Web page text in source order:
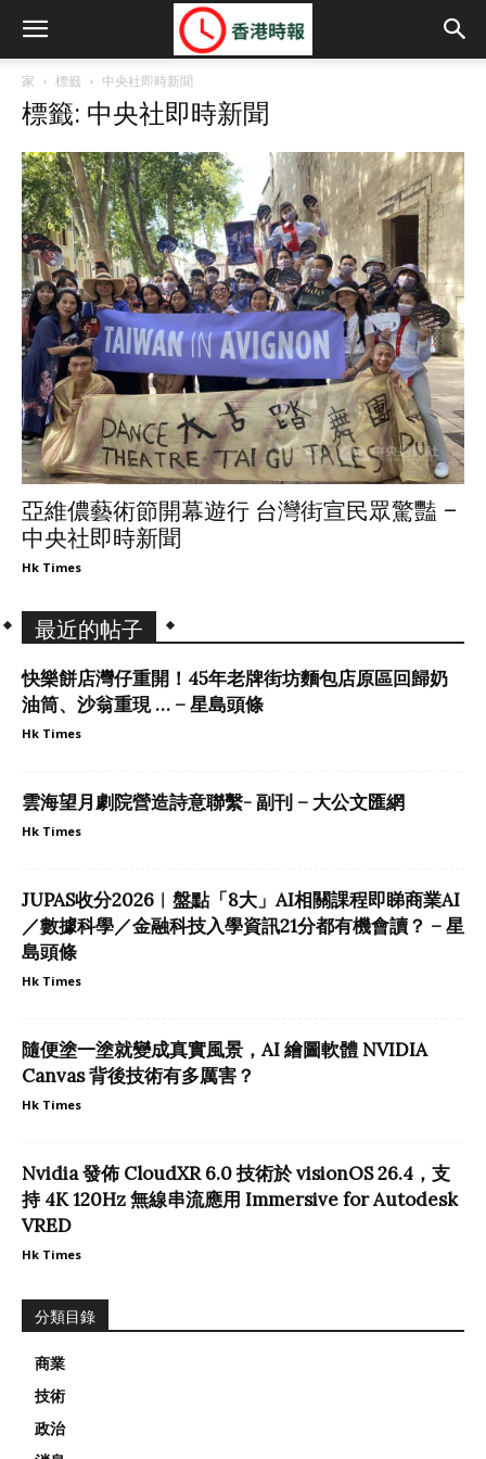
家 標籤 中央社即時新聞
標籤: 中央社即時新聞
亞維儂藝術節開幕遊行 台灣街宣民眾驚豔 –
中央社即時新聞
Hk Times
最近的帖子
快樂餅店灣仔重開！45年老牌街坊麵包店原區回歸奶
油筒、沙翁重現 … – 星島頭條
Hk Times
雲海望月劇院營造詩意聯繫- 副刊 – 大公文匯網
Hk Times
JUPAS收分2026︱盤點「8大」AI相關課程即睇商業AI
／數據科學／金融科技入學資訊21分都有機會讀？ – 星
島頭條
Hk Times
隨便塗一塗就變成真實風景，AI 繪圖軟體 NVIDIA
Canvas 背後技術有多厲害？
Hk Times
Nvidia 發佈 CloudXR 6.0 技術於 visionOS 26.4，支
持 4K 120Hz 無線串流應用 Immersive for Autodesk
VRED
Hk Times
分類目錄
商業
技術
政治